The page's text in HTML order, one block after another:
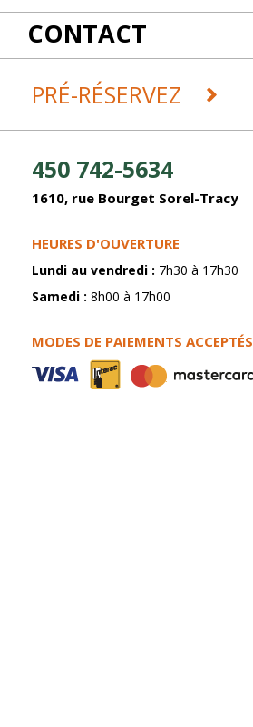
CONTACT
PRÉ-RÉSERVEZ
450 742-5634
1610, rue Bourget Sorel-Tracy
HEURES D'OUVERTURE
Lundi au vendredi : 7h30 à 17h30
Samedi : 8h00 à 17h00
MODES DE PAIEMENTS ACCEPTÉS
REMORQUES ET DÉMÉNAGEMENT
SABLAGE